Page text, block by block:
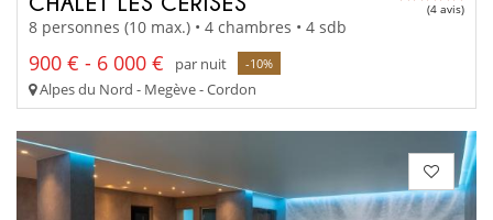
(4 avis)
8 personnes (10 max.) • 4 chambres • 4 sdb
900 € - 6 000 € par nuit -10%
Alpes du Nord - Megève - Cordon